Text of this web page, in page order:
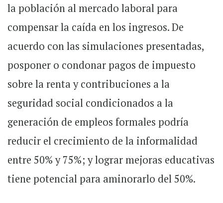
la población al mercado laboral para
compensar la caída en los ingresos. De
acuerdo con las simulaciones presentadas,
posponer o condonar pagos de impuesto
sobre la renta y contribuciones a la
seguridad social condicionados a la
generación de empleos formales podría
reducir el crecimiento de la informalidad
entre 50% y 75%; y lograr mejoras educativas
tiene potencial para aminorarlo del 50%.